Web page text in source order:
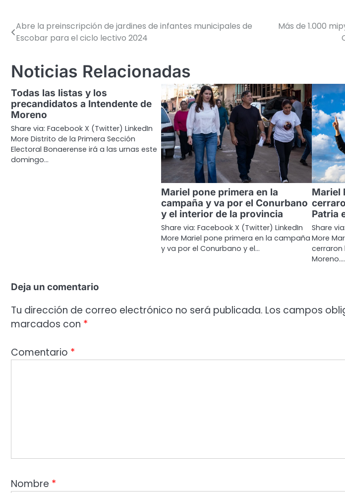
Navegación
entradas
Abre la preinscripción de jardines de infantes municipales de
Escobar para el ciclo lectivo 2024
Más de 1.000
Noticias Relacionadas
Todas las listas y los
precandidatos a Intendente de
Moreno
Share via: Facebook X (Twitter) LinkedIn
More Distrito de la Primera Sección
Electoral Bonaerense irá a las urnas este
domingo…
Mariel pone primera en la
campaña y va por el Conurbano
y el interior de la provincia
Share via: Facebook X (Twitter) LinkedIn
More Mariel pone primera en la campaña
y va por el Conurbano y el…
Mariel
Patria
Share
More
cerraron
Moreno.…
Deja un comentario
Tu dirección de correo electrónico no será publicada. Los campos
marcados con *
Comentario *
Nombre *